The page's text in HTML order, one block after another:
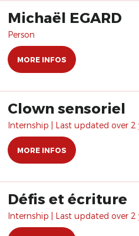
Michaël EGARD
Person
MORE INFOS
Clown sensoriel
Internship | Last updated over 2
MORE INFOS
Défis et écriture
Internship | Last updated over 2